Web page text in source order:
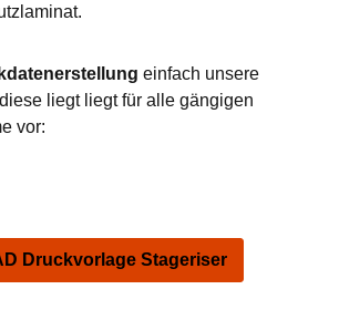
einfach unsere
liegt liegt für alle gängigen
vor:
Druckvorlage Stageriser